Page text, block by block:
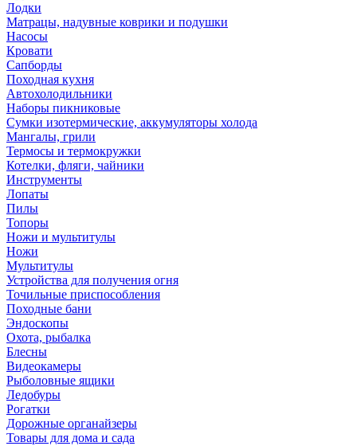
Лодки
Матрацы, надувные коврики и подушки
Насосы
Кровати
Сапборды
Походная кухня
Автохолодильники
Наборы пикниковые
Сумки изотермические, аккумуляторы холода
Мангалы, грили
Термосы и термокружки
Котелки, фляги, чайники
Инструменты
Лопаты
Пилы
Топоры
Ножи и мультитулы
Ножи
Мультитулы
Устройства для получения огня
Точильные приспособления
Походные бани
Эндоскопы
Охота, рыбалка
Блесны
Видеокамеры
Рыболовные ящики
Ледобуры
Рогатки
Дорожные органайзеры
Товары для дома и сада